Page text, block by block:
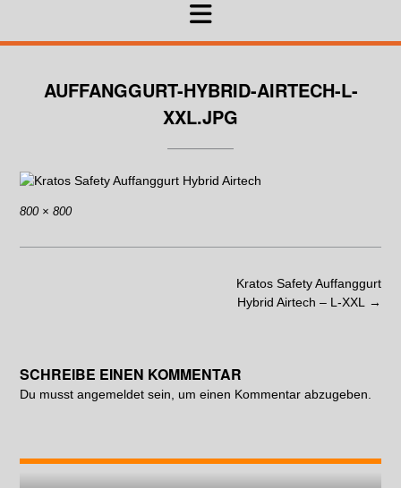
AUFFANGGURT-HYBRID-AIRTECH-L-
XXL.JPG
800 × 800
Kratos Safety Auffanggurt
Hybrid Airtech – L-XXL
→
SCHREIBE EINEN KOMMENTAR
Du musst angemeldet sein, um einen Kommentar abzugeben.